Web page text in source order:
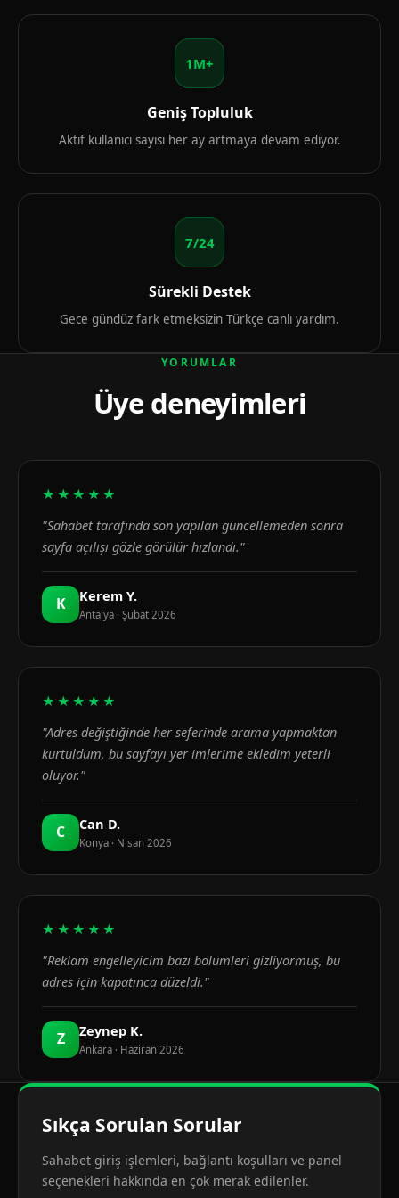
1M+
Geniş Topluluk
Aktif kullanıcı sayısı her ay artmaya devam ediyor.
7/24
Sürekli Destek
Gece gündüz fark etmeksizin Türkçe canlı yardım.
YORUMLAR
Üye deneyimleri
★★★★★
"Sahabet tarafında son yapılan güncellemeden sonra
sayfa açılışı gözle görülür hızlandı."
K Kerem Y.
Antalya · Şubat 2026
★★★★★
"Adres değiştiğinde her seferinde arama yapmaktan
kurtuldum, bu sayfayı yer imlerime ekledim yeterli
oluyor."
C Can D.
Konya · Nisan 2026
★★★★★
"Reklam engelleyicim bazı bölümleri gizliyormuş, bu
adres için kapatınca düzeldi."
Z Zeynep K.
Ankara · Haziran 2026
Sıkça Sorulan Sorular
Sahabet giriş işlemleri, bağlantı koşulları ve panel
seçenekleri hakkında en çok merak edilenler.